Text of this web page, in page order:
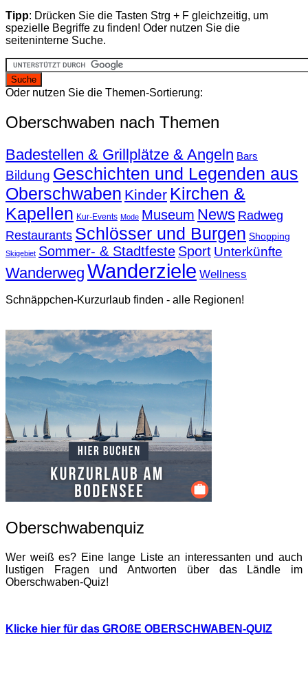
Tipp: Drücken Sie die Tasten Strg + F gleichzeitig, um
spezielle Begriffe zu finden! Oder nutzen Sie die
seiteninterne Suche.
Oder nutzen Sie die Themen-Sortierung:
Oberschwaben nach Themen
Badestellen & Grillplätze & Angeln Bars
Bildung Geschichten und Legenden aus
Oberschwaben Kinder Kirchen &
Kapellen Kur-Events Mode Museum News Radweg
Restaurants Schlösser und Burgen Shopping
Skigebiet Sommer- & Stadtfeste Sport Unterkünfte
Wanderweg Wanderziele Wellness
Schnäppchen-Kurzurlaub finden - alle Regionen!
Oberschwabenquiz
Wer weiß es? Eine lange Liste an interessanten und auch
lustigen Fragen und Antworten über das Ländle im
Oberschwaben-Quiz!
Klicke hier für das GROßE OBERSCHWABEN-QUIZ